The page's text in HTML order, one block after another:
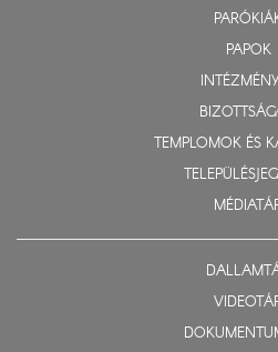
PAPOK
TEMPLOMOK ÉS